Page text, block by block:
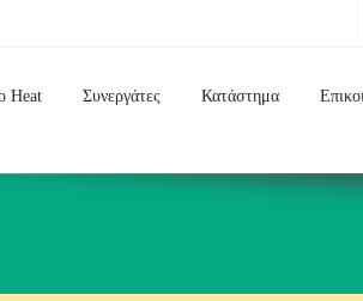
Heat Συνεργάτες Κατάστημα